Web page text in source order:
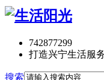
742877299
打造兴宁生活服
搜索